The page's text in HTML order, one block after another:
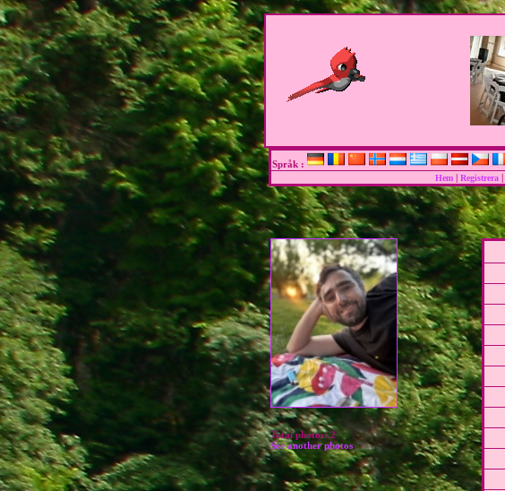
Språk :
Hem| Registrera|
Total photos:2
See another photos